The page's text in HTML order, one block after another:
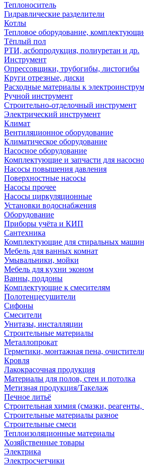
Теплоноситель
Гидравлические разделители
Котлы
Тепловое оборудование,
Тёплый пол
РТИ, асбопродукция, полиуретан и др.
Инструмент
Опрессовщики, трубогибы, листогибы
Круги отрезные, диски
Расходные материалы к
Ручной инструмент
Строительно-отделочный инструмент
Электрический инструмент
Климат
Вентиляционное оборудование
Климатическое оборудование
Насосное оборудование
Комплектующие и запчасти для
Насосы повышения давления
Поверхностные насосы
Насосы прочее
Насосы циркуляционные
Установки водоснабжения
Оборудование
Приборы учёта и КИП
Сантехника
Комплектующие для стиральных машин
Мебель для ванных комнат
Умывальники, мойки
Мебель для кухни эконом
Ванны, поддоны
Комплектующие к смесителям
Полотенцесушители
Сифоны
Смесители
Унитазы, инсталляции
Строительные материалы
Металлопрокат
Герметики, монтажная пена,
Кровля
Лакокрасочная продукция
Материалы для полов, стен и потолка
Метизная продукция/Такелаж
Печное литьё
Строительная химия (смазки,
Строительные материалы разное
Строительные смеси
Теплоизоляционные материалы
Хозяйственные товары
Электрика
Электросчетчики